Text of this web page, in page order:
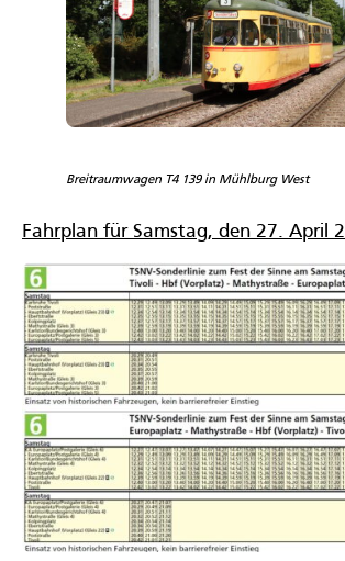
Breitraumwagen T4 139 in Mühlburg West
Fahrplan für Samstag, den 27. April